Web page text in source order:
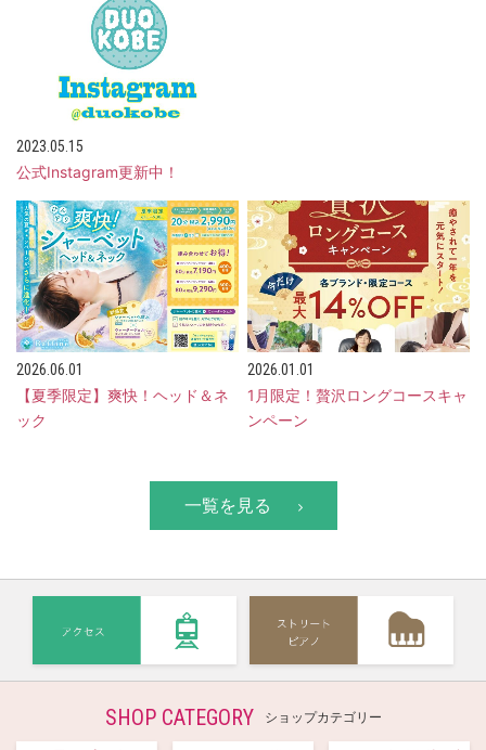
2023.05.15
公式Instagram更新中！
2026.06.01
【夏季限定】爽快！ヘッド＆ネ
ック
2026.01.01
1月限定！贅沢ロングコースキャ
ンペーン
一覧を見る
SHOP CATEGORY ショップカテゴリー